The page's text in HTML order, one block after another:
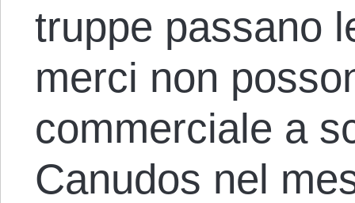
truppe passano
merci non
commerciale a
Canudos nel